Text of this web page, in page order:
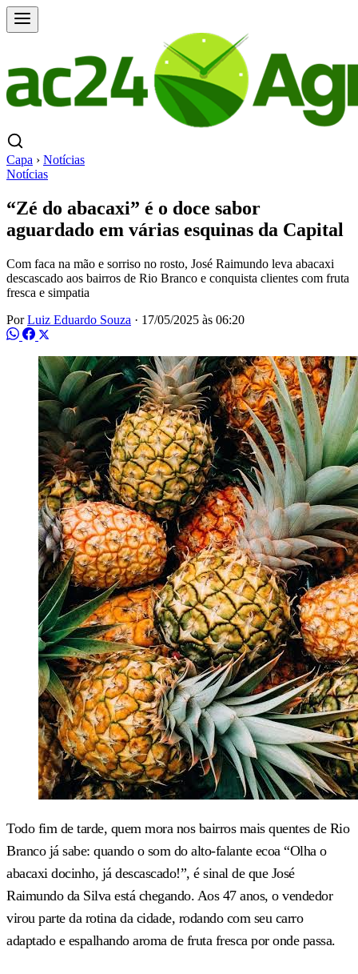
Capa › Notícias
Notícias
“Zé do abacaxi” é o doce sabor
aguardado em várias esquinas da Capital
Com faca na mão e sorriso no rosto, José Raimundo leva abacaxi
descascado aos bairros de Rio Branco e conquista clientes com fruta
fresca e simpatia
PorLuiz Eduardo Souza · 17/05/2025 às 06:20
Todo fim de tarde, quem mora nos bairros mais quentes de Rio
Branco já sabe: quando o som do alto-falante ecoa “Olha o
abacaxi docinho, já descascado!”, é sinal de que José
Raimundo da Silva está chegando. Aos 47 anos, o vendedor
virou parte da rotina da cidade, rodando com seu carro
adaptado e espalhando aroma de fruta fresca por onde passa.